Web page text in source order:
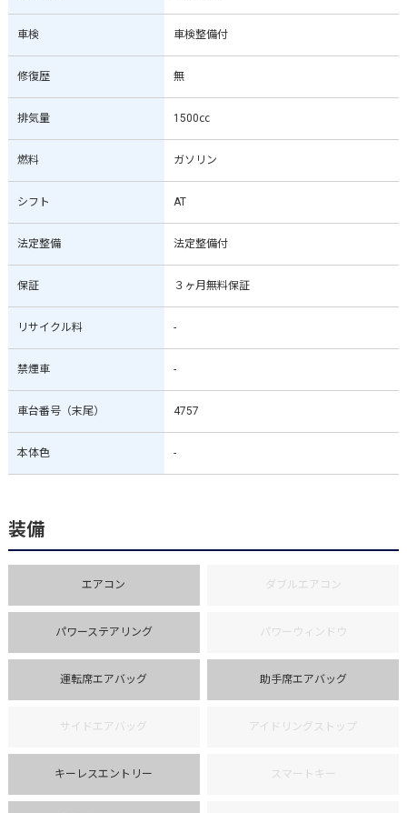
車検 車検整備付
修復歴 無
排気量 1500㏄
燃料 ガソリン
シフト AT
法定整備 法定整備付
保証 ３ヶ月無料保証
リサイクル料 -
禁煙車 -
車台番号（末尾） 4757
本体色 -
装備
エアコン ダブルエアコン
パワーステアリング パワーウィンドウ
運転席エアバッグ 助手席エアバッグ
サイドエアバッグ アイドリングストップ
キーレスエントリー スマートキー